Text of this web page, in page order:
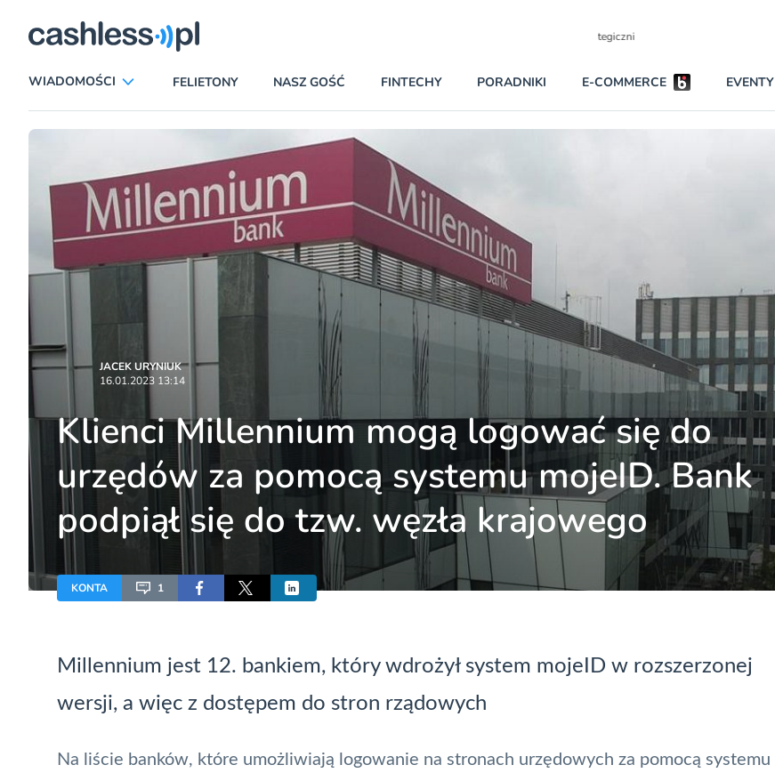
WIADOMOŚCI
ANALIZY
INSURTECH
LUDZIE
PROMOCJE
TEMAT DNIA
APLIKACJE
E-COMMERCE
KARTY
PATRONATY
PŁATNOŚCI MOBILNE
UBEZPIECZENIA
BEZPIECZEŃSTWO
KONTA
PRAWO
RAPORTY SPECJALNE
FELIETONY NASZ GOŚĆ FINTECHY PORADNIKI E-COMMERCE EVENTY
JACEK URYNIUK
16.01.2023 13:14
Klienci Millennium mogą logować się do
urzędów za pomocą systemu mojeID. Bank
podpiął się do tzw. węzła krajowego
KONTA 1
Millennium jest 12. bankiem, który wdrożył system mojeID w rozszerzonej
wersji, a więc z dostępem do stron rządowych
Na liście banków, które umożliwiają logowanie na stronach urzędowych za pomocą systemu